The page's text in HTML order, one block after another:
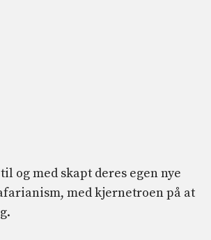
og med skapt deres egen nye
med kjernetroen på at